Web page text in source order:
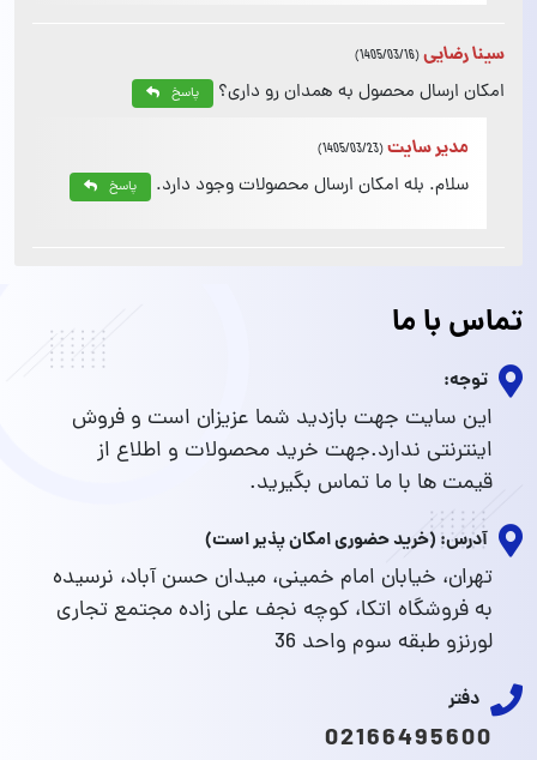
سینا رضایی(1405/03/16)
امکان ارسال محصول به همدان رو داری؟ پاسخ
مدیر سایت(1405/03/23)
سلام. بله امکان ارسال محصولات وجود دارد. پاسخ
تماس با ما
توجه:
این سایت جهت بازدید شما عزیزان است و فروش
اینترنتی ندارد.جهت خرید محصولات و اطلاع از
قیمت ها با ما تماس بگیرید.
آدرس: (خرید حضوری امکان پذیر است)
تهران، خیابان امام خمینی، میدان حسن آباد، نرسیده
به فروشگاه اتکا، کوچه نجف علی زاده مجتمع تجاری
لورنزو طبقه سوم واحد 36
دفتر
02166495600